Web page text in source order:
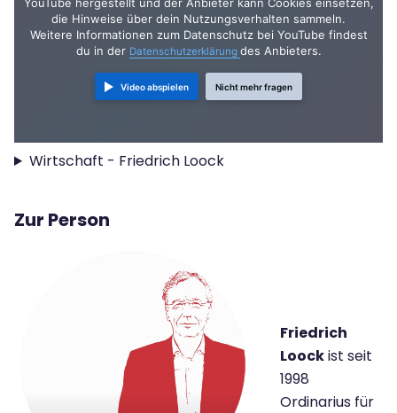
die Hinweise über dein Nutzungsverhalten sammeln.
Weitere Informationen zum Datenschutz bei YouTube findest
du in der Datenschutzerklärung des Anbieters.
Video abspielen Nicht mehr fragen
Wirtschaft - Friedrich Loock
Zur Person
Friedrich
Loockist seit
1998
Ordinarius für